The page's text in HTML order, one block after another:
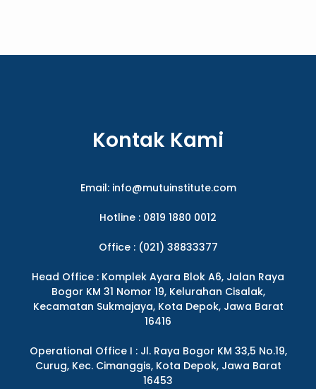
Kontak Kami
Email: info@mutuinstitute.com
Hotline : 0819 1880 0012
Office : (021) 38833377
Head Office : Komplek Ayara Blok A6, Jalan Raya
Bogor KM 31 Nomor 19, Kelurahan Cisalak,
Kecamatan Sukmajaya, Kota Depok, Jawa Barat
16416
Operational Office I : Jl. Raya Bogor KM 33,5 No.19,
Curug, Kec. Cimanggis, Kota Depok, Jawa Barat
16453